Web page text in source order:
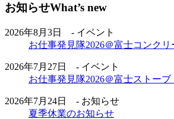
お知らせWhat’s new
2026年8月3日 - イベント
お仕事発見隊2026＠富士コンク
2026年7月27日 - イベント
お仕事発見隊2026＠富士ストーブ
2026年7月24日 - お知らせ
夏季休業のお知らせ